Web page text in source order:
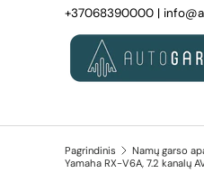
Pereiti prie turinio
+37068390000 |
Pagrindinis Namų garso
Yamaha RX-V6A, 7.2 kanalų